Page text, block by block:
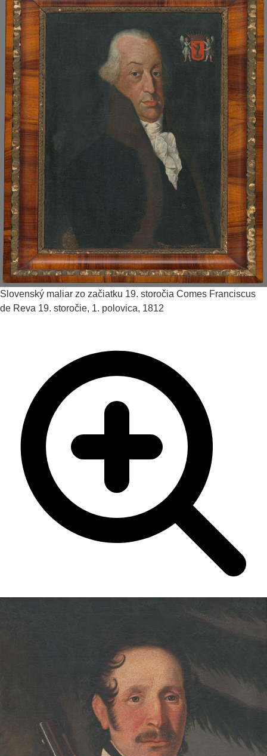
Slovenský maliar zo začiatku 19. storočia Comes Franciscus
de Reva 19. storočie, 1. polovica, 1812